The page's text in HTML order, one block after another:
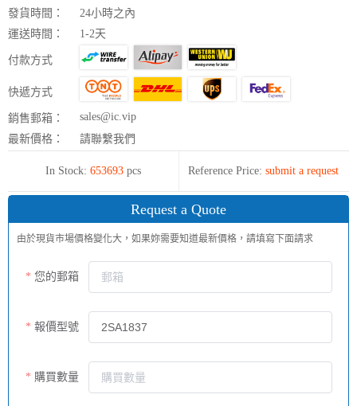
發貨時間：
24小時之內
運送時間：
1-2天
付款方式
快遞方式
銷售郵箱：
sales@ic.vip
最新價格：
請聯繫我們
In Stock: 653693 pcs Reference Price: submit a request
Request a Quote
由於現貨市場價格變化大，如果妳需要知道最新價格，請填寫下面請求
您的郵箱
報價型號
購買數量